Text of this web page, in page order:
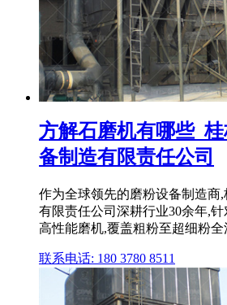
方解石磨机有哪些_
备制造有限责任公司
作为全球领先的磨粉设备制造商
有限责任公司深耕行业30余年,
高性能磨机,覆盖粗粉至超细粉全
联系电话: 180 3780 8511